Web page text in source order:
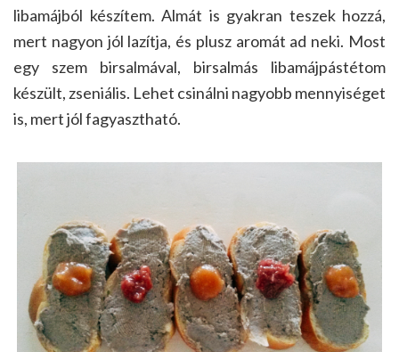
libamájból készítem. Almát is gyakran teszek hozzá,
mert nagyon jól lazítja, és plusz aromát ad neki. Most
egy szem birsalmával, birsalmás libamájpástétom
készült, zseniális. Lehet csinálni nagyobb mennyiséget
is, mert jól fagyasztható.